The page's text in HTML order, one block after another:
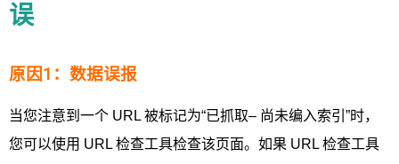
误
原因1：数据误报
当您注意到一个 URL 被标记为“已抓取– 尚未编入索引”时，
您可以使用 URL 检查工具检查该页面。如果 URL 检查工具